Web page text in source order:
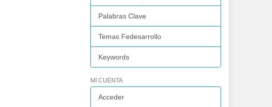
Palabras Clave
Temas Fedesarrollo
Keywords
MI CUENTA
Acceder